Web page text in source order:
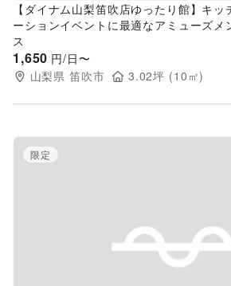
【ダイナム山梨笛吹店ゆったり館】キ
ーションイベントに最適なアミューズメ
ス
1,650 円/日〜
山梨県 笛吹市 3.02坪 (10 ㎡)
Previous slide
限定